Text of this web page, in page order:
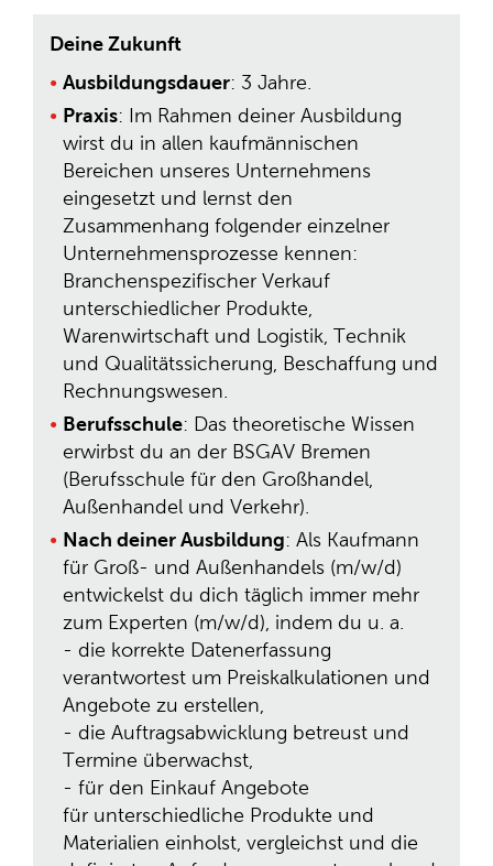
Deine Zukunft
Ausbildungsdauer: 3 Jahre.
Praxis: Im Rahmen deiner Ausbildung
wirst du in allen kaufmännischen
Bereichen unseres Unternehmens
eingesetzt und lernst den
Zusammenhang folgender einzelner
Unternehmensprozesse kennen:
Branchenspezifischer Verkauf
unterschiedlicher Produkte,
Warenwirtschaft und Logistik, Technik
und Qualitätssicherung, Beschaffung und
Rechnungswesen.
Berufsschule: Das theoretische Wissen
erwirbst du an der BSGAV Bremen
(Berufsschule für den Großhandel,
Außenhandel und Verkehr).
Nach deiner Ausbildung: Als Kaufmann
für Groß- und Außenhandels (m/w/d)
entwickelst du dich täglich immer mehr
zum Experten (m/w/d), indem du u. a.
- die korrekte Datenerfassung
verantwortest um Preiskalkulationen und
Angebote zu erstellen,
- die Auftragsabwicklung betreust und
Termine überwachst,
- für den Einkauf Angebote
für unterschiedliche Produkte und
Materialien einholst, vergleichst und die